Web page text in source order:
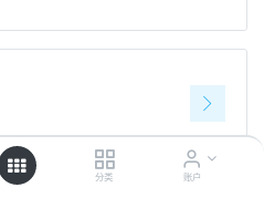
分类 账户